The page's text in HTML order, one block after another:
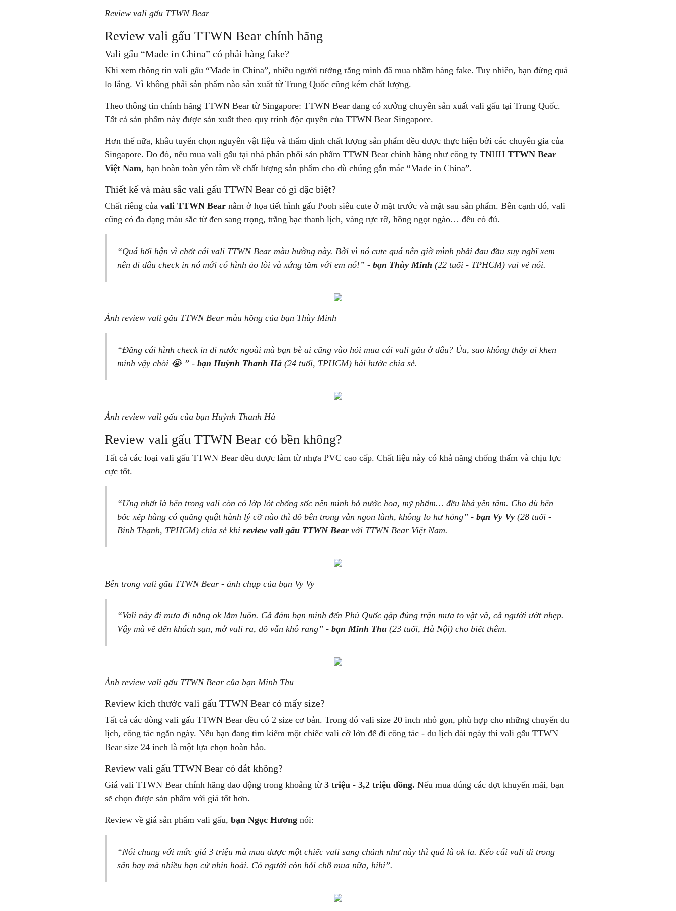
Review vali gấu TTWN Bear
Review vali gấu TTWN Bear chính hãng
Vali gấu “Made in China” có phải hàng fake?
Khi xem thông tin vali gấu “Made in China”, nhiều người tưởng rằng mình đã mua nhầm hàng fake. Tuy nhiên, bạn đừng quá
lo lắng. Vì không phải sản phẩm nào sản xuất từ Trung Quốc cũng kém chất lượng.
Theo thông tin chính hãng TTWN Bear từ Singapore: TTWN Bear đang có xưởng chuyên sản xuất vali gấu tại Trung Quốc.
Tất cả sản phẩm này được sản xuất theo quy trình độc quyền của TTWN Bear Singapore.
Hơn thế nữa, khâu tuyển chọn nguyên vật liệu và thẩm định chất lượng sản phẩm đều được thực hiện bởi các chuyên gia của
Singapore. Do đó, nếu mua vali gấu tại nhà phân phối sản phẩm TTWN Bear chính hãng như công ty TNHH TTWN Bear
Việt Nam, bạn hoàn toàn yên tâm về chất lượng sản phẩm cho dù chúng gắn mác “Made in China”.
Thiết kế và màu sắc vali gấu TTWN Bear có gì đặc biệt?
Chất riêng của vali TTWN Bear nằm ở họa tiết hình gấu Pooh siêu cute ở mặt trước và mặt sau sản phẩm. Bên cạnh đó, vali
cũng có đa dạng màu sắc từ đen sang trọng, trắng bạc thanh lịch, vàng rực rỡ, hồng ngọt ngào… đều có đủ.
“Quá hối hận vì chốt cái vali TTWN Bear màu hường này. Bởi vì nó cute quá nên giờ mình phải đau đầu suy nghĩ xem
nên đi đâu check in nó mới có hình ảo lòi và xứng tầm với em nó!” - bạn Thùy Minh (22 tuổi - TPHCM) vui vẻ nói.
Ảnh review vali gấu TTWN Bear màu hồng của bạn Thùy Minh
“Đăng cái hình check in đi nước ngoài mà bạn bè ai cũng vào hỏi mua cái vali gấu ở đâu? Ủa, sao không thấy ai khen
mình vậy chòi 😭 ” - bạn Huỳnh Thanh Hà (24 tuổi, TPHCM) hài hước chia sẻ.
Ảnh review vali gấu của bạn Huỳnh Thanh Hà
Review vali gấu TTWN Bear có bền không?
Tất cả các loại vali gấu TTWN Bear đều được làm từ nhựa PVC cao cấp. Chất liệu này có khả năng chống thấm và chịu lực
cực tốt.
“Ưng nhất là bên trong vali còn có lớp lót chống sốc nên mình bỏ nước hoa, mỹ phẩm… đều khá yên tâm. Cho dù bên
bốc xếp hàng có quăng quật hành lý cỡ nào thì đồ bên trong vẫn ngon lành, không lo hư hỏng” - bạn Vy Vy (28 tuổi -
Bình Thạnh, TPHCM) chia sẻ khi review vali gấu TTWN Bear với TTWN Bear Việt Nam.
Bên trong vali gấu TTWN Bear - ảnh chụp của bạn Vy Vy
“Vali này đi mưa đi nắng ok lắm luôn. Cả đám bạn mình đến Phú Quốc gặp đúng trận mưa to vật vã, cả người ướt nhẹp.
Vậy mà về đến khách sạn, mở vali ra, đồ vẫn khô rang” - bạn Minh Thu (23 tuổi, Hà Nội) cho biết thêm.
Ảnh review vali gấu TTWN Bear của bạn Minh Thu
Review kích thước vali gấu TTWN Bear có mấy size?
Tất cả các dòng vali gấu TTWN Bear đều có 2 size cơ bản. Trong đó vali size 20 inch nhỏ gọn, phù hợp cho những chuyến du
lịch, công tác ngắn ngày. Nếu bạn đang tìm kiếm một chiếc vali cỡ lớn để đi công tác - du lịch dài ngày thì vali gấu TTWN
Bear size 24 inch là một lựa chọn hoàn hảo.
Review vali gấu TTWN Bear có đắt không?
Giá vali TTWN Bear chính hãng dao động trong khoảng từ 3 triệu - 3,2 triệu đồng. Nếu mua đúng các đợt khuyến mãi, bạn
sẽ chọn được sản phẩm với giá tốt hơn.
Review về giá sản phẩm vali gấu, bạn Ngọc Hương nói:
“Nói chung với mức giá 3 triệu mà mua được một chiếc vali sang chảnh như này thì quá là ok la. Kéo cái vali đi trong
sân bay mà nhiều bạn cứ nhìn hoài. Có người còn hỏi chỗ mua nữa, hihi”.